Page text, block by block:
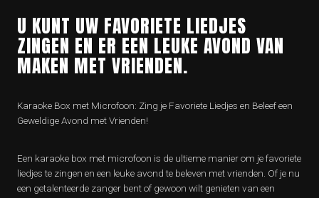
U KUNT UW FAVORIETE LIEDJES
ZINGEN EN ER EEN LEUKE AVOND VAN
MAKEN MET VRIENDEN.
Karaoke Box met Microfoon: Zing je Favoriete Liedjes en Beleef een
Geweldige Avond met Vrienden!
Een karaoke box met microfoon is de ultieme manier om je favoriete
liedjes te zingen en een leuke avond te beleven met vrienden. Of je nu
een getalenteerde zanger bent of gewoon wilt genieten van een